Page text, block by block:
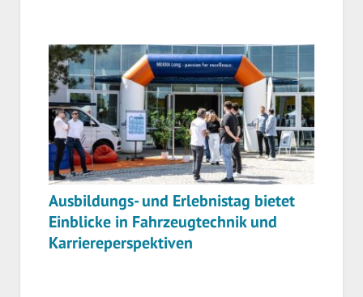
Ausbildungs- und Erlebnistag bietet
Einblicke in Fahrzeugtechnik und
Karriereperspektiven